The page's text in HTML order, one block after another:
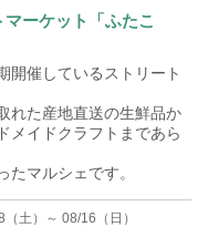
ーケット「ふたこ
開催しているストリート
れた産地直送の生鮮品か
メイドクラフトまであら
たマルシェです。
土）～ 08/16（日）